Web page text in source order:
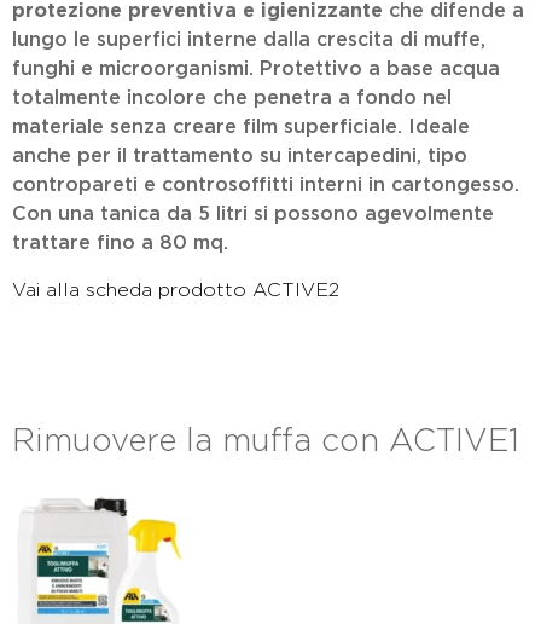
protezione preventiva e igienizzante che difende a
lungo le superfici interne dalla crescita di muffe,
funghi e microorganismi. Protettivo a base acqua
totalmente incolore che penetra a fondo nel
materiale senza creare film superficiale. Ideale
anche per il trattamento su intercapedini, tipo
contropareti e controsoffitti interni in cartongesso.
Con una tanica da 5 litri si possono agevolmente
trattare fino a 80 mq.
Vai alla scheda prodotto ACTIVE2
Rimuovere la muffa con ACTIVE1